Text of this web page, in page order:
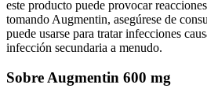
este producto puede provocar
tomando Augmentin, asegúrese de
puede usarse para tratar infecciones
infección secundaria a menudo.
Sobre Augmentin 600 mg